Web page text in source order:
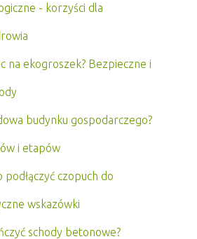
- korzyści dla
na ekogroszek? Bezpieczne i
budynku gospodarczego?
i etapów
podłączyć czopuch do
wskazówki
schody betonowe?